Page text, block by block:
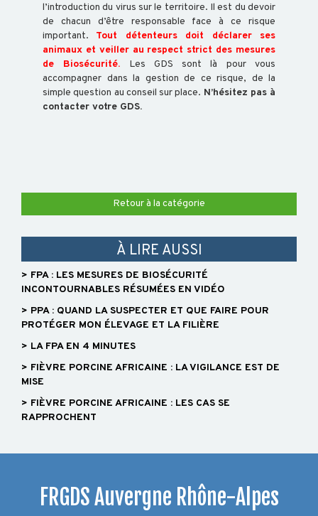
DNC
FCO
FIEVRE
Q
FIEVRE
APHTEUSE
PARATUBERCULOSE
OVIN-
CAPRIN
AVORTEMENT
BIOSÉCURITÉ
PROPHYLAXIES
STATUTS
-
VISNA
l’introduction du virus sur le territoire. Il est du devoir
de chacun d’être responsable face à ce risque
important. Tout détenteurs doit déclarer ses
animaux et veiller au respect strict des mesures
de Biosécurité. Les GDS sont là pour vous
accompagner dans la gestion de ce risque, de la
simple question au conseil sur place. N’hésitez pas à
contacter votre GDS.
Retour à la catégorie
À LIRE AUSSI
> FPA : LES MESURES DE BIOSÉCURITÉ
INCONTOURNABLES RÉSUMÉES EN VIDÉO
> PPA : QUAND LA SUSPECTER ET QUE FAIRE POUR
PROTÉGER MON ÉLEVAGE ET LA FILIÈRE
> LA FPA EN 4 MINUTES
> FIÈVRE PORCINE AFRICAINE : LA VIGILANCE EST DE
MISE
> FIÈVRE PORCINE AFRICAINE : LES CAS SE
RAPPROCHENT
FRGDS Auvergne Rhône-Alpes